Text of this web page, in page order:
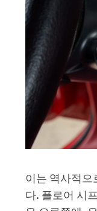
이는 역사적
다. 플로어 시